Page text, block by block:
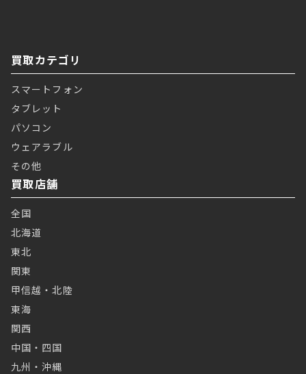
買取カテゴリ
スマートフォン
タブレット
パソコン
ウェアラブル
その他
買取店舗
全国
北海道
東北
関東
甲信越・北陸
東海
関西
中国・四国
九州・沖縄